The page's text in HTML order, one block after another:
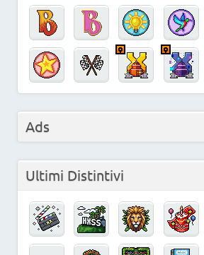
Ads
Ultimi Distintivi